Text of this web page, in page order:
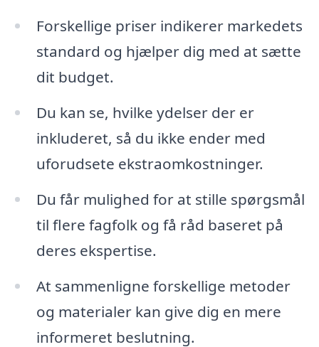
Forskellige priser indikerer markedets
standard og hjælper dig med at sætte
dit budget.
Du kan se, hvilke ydelser der er
inkluderet, så du ikke ender med
uforudsete ekstraomkostninger.
Du får mulighed for at stille spørgsmål
til flere fagfolk og få råd baseret på
deres ekspertise.
At sammenligne forskellige metoder
og materialer kan give dig en mere
informeret beslutning.